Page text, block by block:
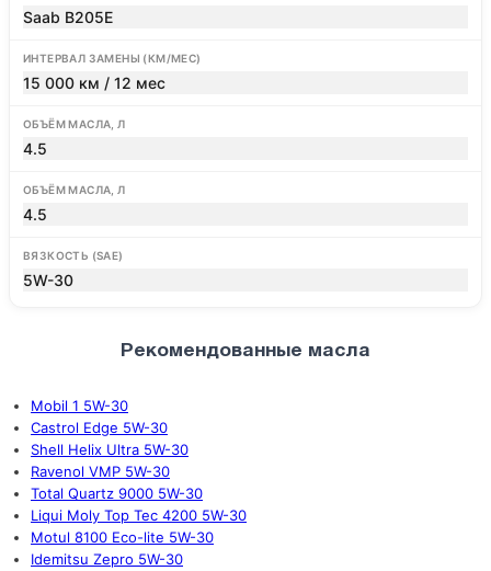
Saab B205E
ИНТЕРВАЛ ЗАМЕНЫ (КМ/МЕС)
15 000 км / 12 мес
ОБЪЁМ МАСЛА, Л
4.5
ОБЪЁМ МАСЛА, Л
4.5
ВЯЗКОСТЬ (SAE)
5W-30
Рекомендованные масла
Mobil 1 5W-30
Castrol Edge 5W-30
Shell Helix Ultra 5W-30
Ravenol VMP 5W-30
Total Quartz 9000 5W-30
Liqui Moly Top Tec 4200 5W-30
Motul 8100 Eco-lite 5W-30
Idemitsu Zepro 5W-30